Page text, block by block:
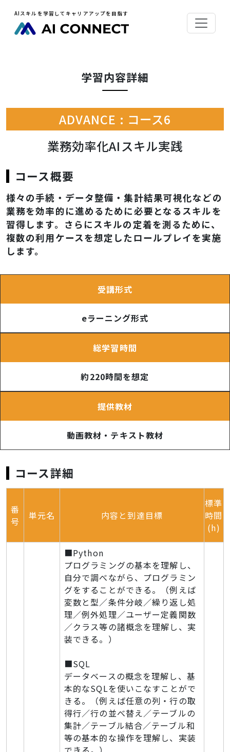
AIスキルを学習してキャリアアップを目指す
学習内容詳細
ADVANCE : コース6
業務効率化AIスキル実践
コース概要
様々の手続・データ整備・集計結果可視化などの
業務を効率的に進めるために必要となるスキルを
習得します。さらにスキルの定着を測るために、
複数の利用ケースを想定したロールプレイを実施
します。
受講形式
eラーニング形式
総学習時間
約220時間を想定
提供教材
動画教材・テキスト教材
コース詳細
番
号
単元名 内容と到達目標
標準
時間
(h)
■Python
プログラミングの基本を理解し、
自分で調べながら、プログラミン
グをすることができる。（例えば
変数と型／条件分岐／繰り返し処
理／例外処理／ユーザー定義関数
／クラス等の諸概念を理解し、実
装できる。）
■SQL
データベースの概念を理解し、基
本的なSQLを使いこなすことがで
きる。（例えば任意の列・行の取
得行／行の並べ替え／テーブルの
集計／テーブル結合／テーブル和
等の基本的な操作を理解し、実装